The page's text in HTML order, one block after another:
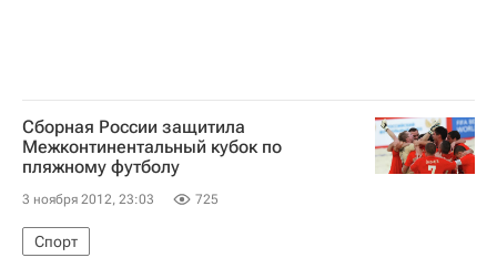
Сборная России защитила
Межконтинентальный кубок по
пляжному футболу
3 ноября 2012, 23:03 725
Спорт